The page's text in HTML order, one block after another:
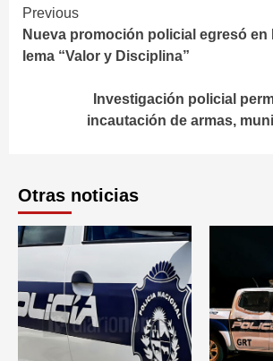
Continue
Reading
Previous
Nueva promoción policial egresó en
lema “Valor y Disciplina”
Investigación policial
incautación de armas,
Otras noticias